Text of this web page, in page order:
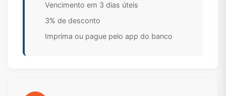
Vencimento em 3 dias úteis
3% de desconto
Imprima ou pague pelo app do banco